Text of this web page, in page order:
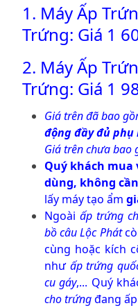
1. Máy Ấp
Trứng: Giá 1
2. Máy Ấp
Trứng: Giá 1
Giá trên đã bao
động đầy đủ phụ
Giá trên chưa bao
Quý khách mua
dùng, không
lấy máy tạo ẩm
Ngoài ấp trứng
bồ câu Lộc Phát
cùng hoặc kích
như ấp trứng
cu gáy,... Quý
cho trứngđang